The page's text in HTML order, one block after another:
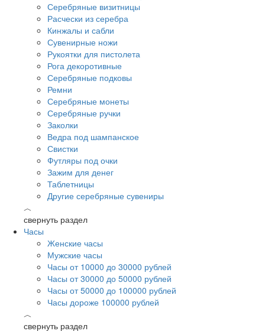
Серебряные визитницы
Расчески из серебра
Кинжалы и сабли
Сувенирные ножи
Рукоятки для пистолета
Рога декоротивные
Серебряные подковы
Ремни
Серебряные монеты
Серебряные ручки
Заколки
Ведра под шампанское
Свистки
Футляры под очки
Зажим для денег
Таблетницы
Другие серебряные сувениры
︿
свернуть раздел
Часы
Женские часы
Мужские часы
Часы от 10000 до 30000 рублей
Часы от 30000 до 50000 рублей
Часы от 50000 до 100000 рублей
Часы дороже 100000 рублей
︿
свернуть раздел